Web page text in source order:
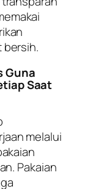
bersih.
Guna
Saat
melalui
Pakaian